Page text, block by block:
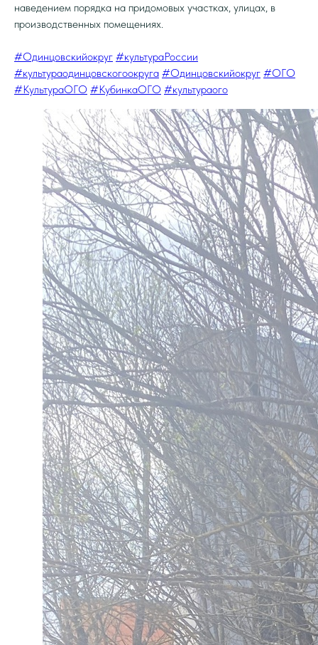
наведением порядка на придомовых участках, улицах, в
производственных помещениях.
#Одинцовскийокруг #культураРоссии
#культураодинцовскогоокруга #Одинцовскийокруг #ОГО
#КультураОГО #КубинкаОГО #культураого